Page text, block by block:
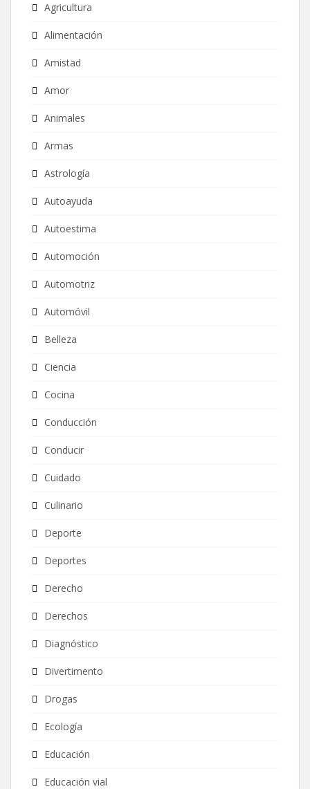
Agricultura
Alimentación
Amistad
Amor
Animales
Armas
Astrología
Autoayuda
Autoestima
Automoción
Automotriz
Automóvil
Belleza
Ciencia
Cocina
Conducción
Conducir
Cuidado
Culinario
Deporte
Deportes
Derecho
Derechos
Diagnóstico
Divertimento
Drogas
Ecología
Educación
Educación vial